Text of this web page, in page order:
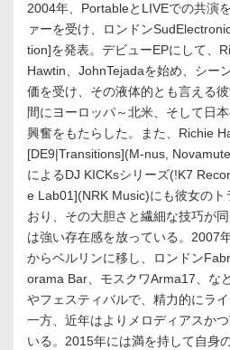
2004年、PortableとLIVEでの共演
ァーを受け、ロンドン
tion]を発表。デビューEPにして、
Hawtin、JohnTejadaを始め、シー
価を受け、その液体的とも言える
間にヨーロッパ～北米、そして日
興奮をもたらした。また、Richie
[DE9|Transitions](M-nus,
によるDJ KICKsシリーズ(!K7
e Lab01](NRK Music)にも彼女のト
おり、その大胆さと繊細な技巧が
は強い存在感を放っている。2007
からベルリンに移し、ロンドン
orama Bar、モスクワArma17、な
やフェスティバルで、精力的にラ
一方、近年はよりメロディアスか
いる。2015年には満を持して自身